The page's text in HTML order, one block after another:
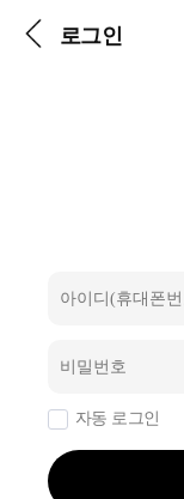
로그인
자동 로그인